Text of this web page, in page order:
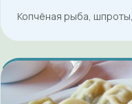
Копчёная рыба,